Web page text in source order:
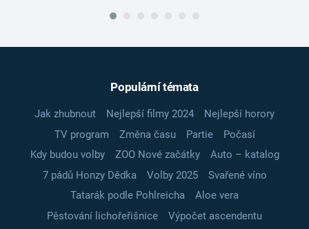
Populární témata
Jak zhubnout Nejlepší filmy 2024
Nejlepší horory
TV program
Změna času Partie
Počasí
Kdy budou volby
ZOO Nové začátky
Auto – katalog
7 pádů Honzy Dědka
Volby 2025
Svařené víno
Tatarák podle Pohlreicha
Aloe vera
Pěstování lichořeřišnice
Výpočet ascendentu